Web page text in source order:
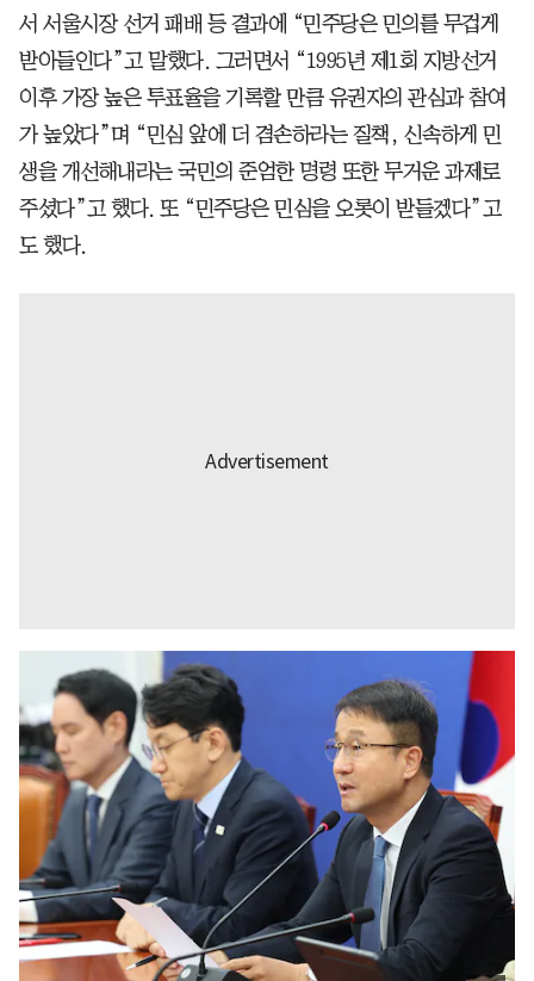
서 서울시장 선거 패배 등 결과에 “민주당은 민의를 무겁게
받아들인다”고 말했다. 그러면서 “1995년 제1회 지방선거
이후 가장 높은 투표율을 기록할 만큼 유권자의 관심과 참여
가 높았다”며 “민심 앞에 더 겸손하라는 질책, 신속하게 민
생을 개선해내라는 국민의 준엄한 명령 또한 무거운 과제로
주셨다”고 했다. 또 “민주당은 민심을 오롯이 받들겠다”고
도 했다.